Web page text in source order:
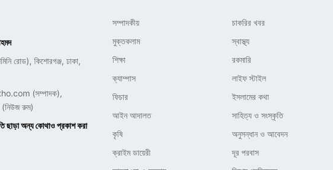
রোড), কিশোরগঞ্জ, ঢাকা,
(সম্পাদক),
(নিউজ রুম)
ছাড়া অন্য কোথাও প্রকাশ করা
সম্পাদকীয়
মুক্তকলাম
শিক্ষা
ক্যাম্পাস
ফিচার
আইন আদালত
কৃষি
ক্রাইম ডায়েরী
চাকরির খবর
স্বাস্থ্য
রকমারি
লাইফ স্টাইল
ইসলামের কথা
সাহিত্য ও সংস্কৃতি
অনুসন্ধান ও আবেদন
দূর পরবাস